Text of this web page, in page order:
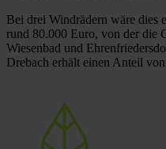
Bei drei Windrädern wäre dies
rund 80.000 Euro, von der die
Wiesenbad und
Drebach erhält einen Anteil